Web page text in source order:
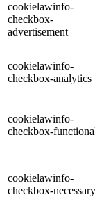
cookielawinfo-
checkbox-
advertisement
cookielawinfo-
checkbox-analytics
cookielawinfo-
checkbox-
cookielawinfo-
checkbox-necessary